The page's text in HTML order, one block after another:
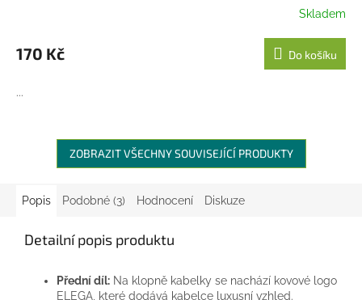
Skladem
170 Kč Do košíku
...
ZOBRAZIT VŠECHNY SOUVISEJÍCÍ PRODUKTY
Popis Podobné (3) Hodnocení Diskuze
Detailní popis produktu
Přední díl: Na klopně kabelky se nachází kovové logo
ELEGA, které dodává kabelce luxusní vzhled.